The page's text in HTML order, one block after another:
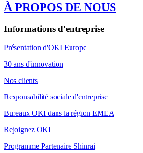
À PROPOS DE NOUS
Informations d'entreprise
Présentation d'OKI Europe
30 ans d'innovation
Nos clients
Responsabilité sociale d'entreprise
Bureaux OKI dans la région EMEA
Rejoignez OKI
Programme Partenaire Shinrai